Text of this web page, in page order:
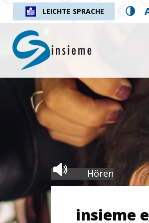
LEICHTE SPRACHE
insieme.ch
Hören
insieme